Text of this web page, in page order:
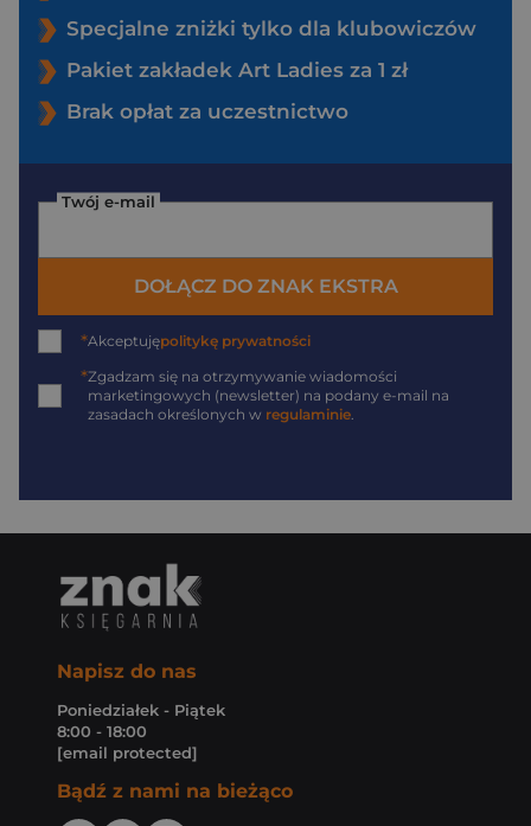
Specjalne zniżki tylko dla klubowiczów
Pakiet zakładek Art Ladies za 1 zł
Brak opłat za uczestnictwo
Twój e-mail
DOŁĄCZ DO ZNAK EKSTRA
*Akceptujępolitykę prywatności
*Zgadzam się na otrzymywanie wiadomości
marketingowych (newsletter) na podany e-mail na
zasadach określonych w regulaminie
Napisz do nas
Poniedziałek - Piątek
8:00 - 18:00
[email protected]
Bądź z nami na bieżąco